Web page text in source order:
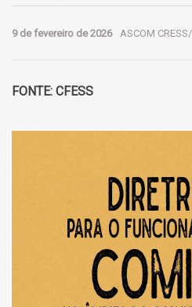
9 de fevereiro de 2026 ASCOM
FONTE: CFESS